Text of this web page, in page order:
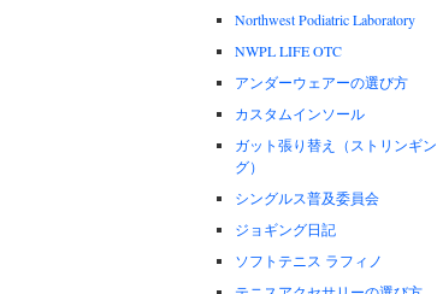
Northwest Podiatric Laboratory
NWPL LIFE OTC
アンダーウェアーの選び方
カスタムインソール
ガット張り替え（ストリンギン
グ）
シングルス普及委員会
ジョギング日記
ソフトテニス ラフィノ